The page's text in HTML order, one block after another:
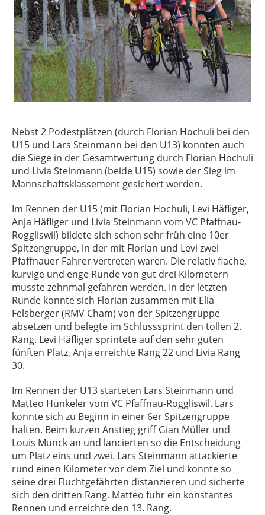
Nebst 2 Podestplätzen (durch Florian Hochuli bei den
U15 und Lars Steinmann bei den U13) konnten auch
die Siege in der Gesamtwertung durch Florian Hochuli
und Livia Steinmann (beide U15) sowie der Sieg im
Mannschaftsklassement gesichert werden.
Im Rennen der U15 (mit Florian Hochuli, Levi Häfliger,
Anja Häfliger und Livia Steinmann vom VC Pfaffnau-
Roggliswil) bildete sich schon sehr früh eine 10er
Spitzengruppe, in der mit Florian und Levi zwei
Pfaffnauer Fahrer vertreten waren. Die relativ flache,
kurvige und enge Runde von gut drei Kilometern
musste zehnmal gefahren werden. In der letzten
Runde konnte sich Florian zusammen mit Elia
Felsberger (RMV Cham) von der Spitzengruppe
absetzen und belegte im Schlusssprint den tollen 2.
Rang. Levi Häfliger sprintete auf den sehr guten
fünften Platz, Anja erreichte Rang 22 und Livia Rang
30.
Im Rennen der U13 starteten Lars Steinmann und
Matteo Hunkeler vom VC Pfaffnau-Roggliswil. Lars
konnte sich zu Beginn in einer 6er Spitzengruppe
halten. Beim kurzen Anstieg griff Gian Müller und
Louis Munck an und lancierten so die Entscheidung
um Platz eins und zwei. Lars Steinmann attackierte
rund einen Kilometer vor dem Ziel und konnte so
seine drei Fluchtgefährten distanzieren und sicherte
sich den dritten Rang. Matteo fuhr ein konstantes
Rennen und erreichte den 13. Rang.